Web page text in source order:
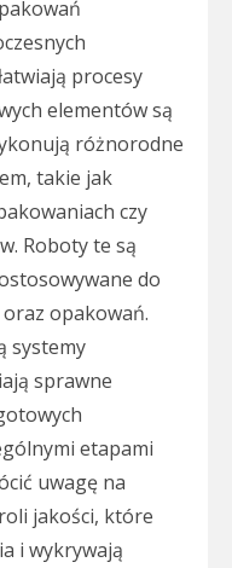
procesy
elementów są
różnorodne
takie jak
czy
Roboty te są
do
opakowań.
systemy
sprawne
etapami
uwagę na
jakości, które
i wykrywają